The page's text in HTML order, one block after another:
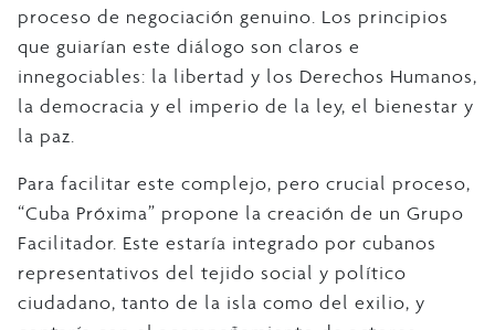
proceso de negociación genuino. Los principios
que guiarían este diálogo son claros e
innegociables: la libertad y los Derechos Humanos,
la democracia y el imperio de la ley, el bienestar y
la paz.
Para facilitar este complejo, pero crucial proceso,
“Cuba Próxima” propone la creación de un Grupo
Facilitador. Este estaría integrado por cubanos
representativos del tejido social y político
ciudadano, tanto de la isla como del exilio, y